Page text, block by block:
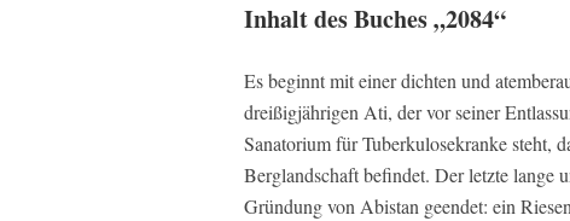
Inhalt des Buches „2084“
Es beginnt mit einer dichten und
dreißigjährigen Ati, der vor seiner
Sanatorium für Tuberkulosekranke steht,
Berglandschaft befindet. Der letzte lange
Gründung von Abistan geendet: ein